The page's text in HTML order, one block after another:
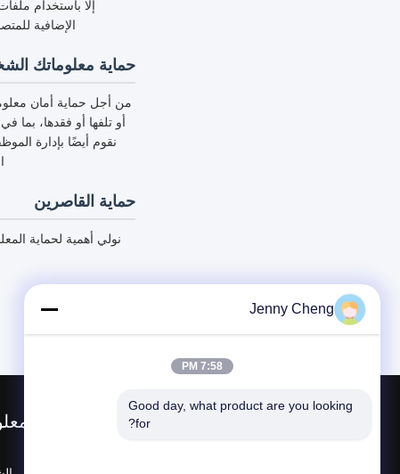
إلا باستخدام
الإضافية
حماية معلوماتك
من أجل حماية أمان
نقوم أيضًا بإدارة
حماية القاصرين
نولي أهمية لحماية
Jenny Cheng
7:58 PM
Good day, what product are you looking
for?